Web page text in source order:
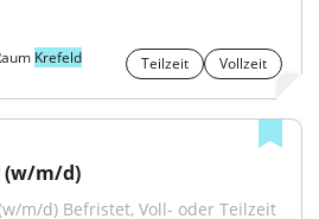
Krefeld Teilzeit Vollzeit
(w/m/d)
m/d) Befristet, Voll- oder Teilzeit